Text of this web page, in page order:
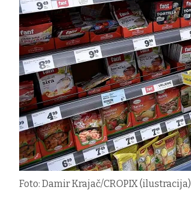
Foto: Damir Krajač/CROPIX (ilustracija)